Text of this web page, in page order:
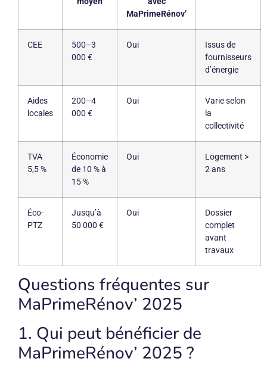
MaPrimeRénov’
CEE
500–3
000 €
Oui
Issus de
fournisseurs
d’énergie
Aides
locales
200–4
000 €
Oui
Varie selon
la
collectivité
TVA
5,5 %
Économie
de 10 % à
15 %
Oui
Logement >
2 ans
Éco-
PTZ
Jusqu’à
50 000 €
Oui
Dossier
complet
avant
travaux
Questions fréquentes sur
MaPrimeRénov’ 2025
1. Qui peut bénéficier de
MaPrimeRénov’ 2025 ?